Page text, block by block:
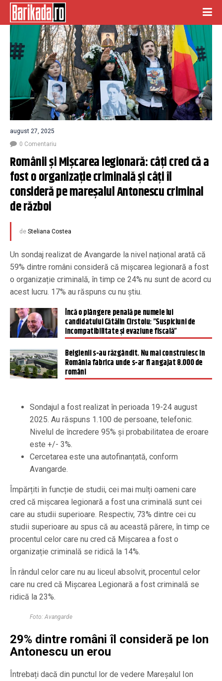
august 27, 2025
0 Comentariu
Românii și Mișcarea legionară: câți cred că a
fost o organizație criminală și câți îl
consideră pe mareșalul Antonescu criminal
de război
de Steliana Costea
Un sondaj realizat de Avangarde la nivel național arată că
59% dintre români consideră că mișcarea legionară a fost
o organizație criminală, în timp ce 24% nu sunt de acord cu
acest lucru. 17% au răspuns cu nu știu.
Încă o plângere penală pe numele lui
candidatului Cătălin Cîrstoiu: ”Suspiciuni de
incompatibilitate și evaziune fiscală”
Belgienii s-au răzgândit. Nu mai construiesc în
România fabrica unde s-ar fi angajat 8.000 de
români
Sondajul a fost realizat în perioada 19-24 august
2025. Au răspuns 1.100 de persoane, telefonic.
Nivelul de încredere 95% și probabilitatea de eroare
este +/- 3%.
Cercetarea este una autofinanțată, conform
Avangarde.
Împărțiti în funcție de studii, cei mai mulți oameni care
cred că mișcarea legionară a fost una criminală sunt cei
care au studii superioare. Respectiv, 73% dintre cei cu
studii superioare au spus că au această părere, în timp ce
procentul celor care nu cred că Mișcarea a fost o
organizație criminală se ridică la 14%.
În rândul celor care nu au liceul absolvit, procentul celor
care nu cred că Mișcarea Legionară a fost criminală se
ridică la 23%.
Foto: Avangarde
29% dintre români îl consideră pe Ion
Antonescu un erou
Întrebați dacă din punctul lor de vedere Mareșalul Ion